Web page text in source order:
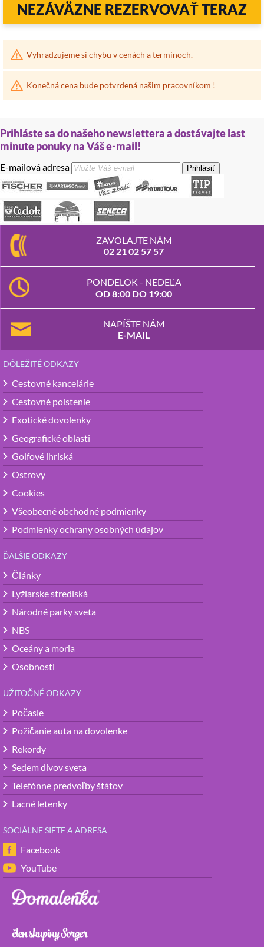
NEZÁVÄZNE REZERVOVAŤ TERAZ
Vyhradzujeme si chybu v cenách a termínoch.
Konečná cena bude potvrdená našim pracovníkom !
Prihláste sa do našeho newslettera a dostávajte last
minute ponuky na Váš e-mail!
E-mailová adresa Prihlásiť
ZAVOLAJTE NÁM
02 21 02 57 57
PONDELOK - NEDEĽA
OD 8:00 DO 19:00
NAPÍŠTE NÁM
E-MAIL
DÔLEŽITÉ ODKAZY
Cestovné kancelárie
Cestovné poistenie
Exotické dovolenky
Geografické oblasti
Golfové ihriská
Ostrovy
Cookies
Všeobecné obchodné podmienky
Podmienky ochrany osobných údajov
ĎALŠIE ODKAZY
Články
Lyžiarske strediská
Národné parky sveta
NBS
Oceány a moria
Osobnosti
UŽITOČNÉ ODKAZY
Počasie
Požičanie auta na dovolenke
Rekordy
Sedem divov sveta
Telefónne predvoľby štátov
Lacné letenky
SOCIÁLNE SIETE A ADRESA
Facebook
YouTube